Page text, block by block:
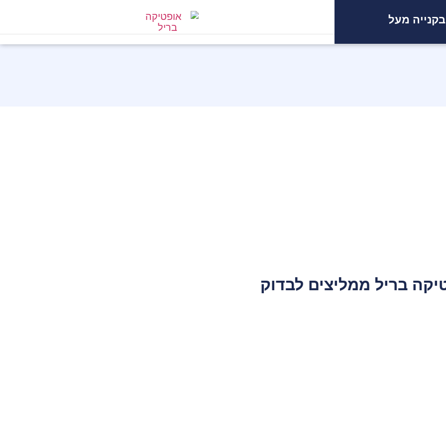
מעל
בריל ממליצים לבדוק